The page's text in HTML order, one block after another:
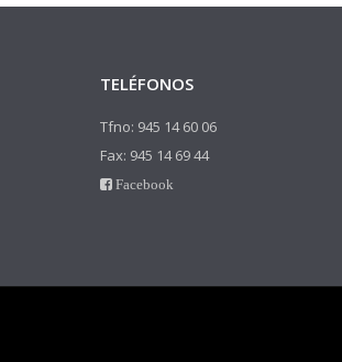
TELÉFONOS
Tfno: 945 14 60 06
Fax: 945 14 69 44
Facebook